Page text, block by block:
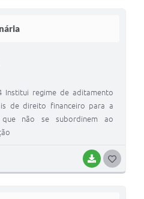
BAIXAR
Institui regime de aditamento
de direito financeiro para a
não se subordinem ao